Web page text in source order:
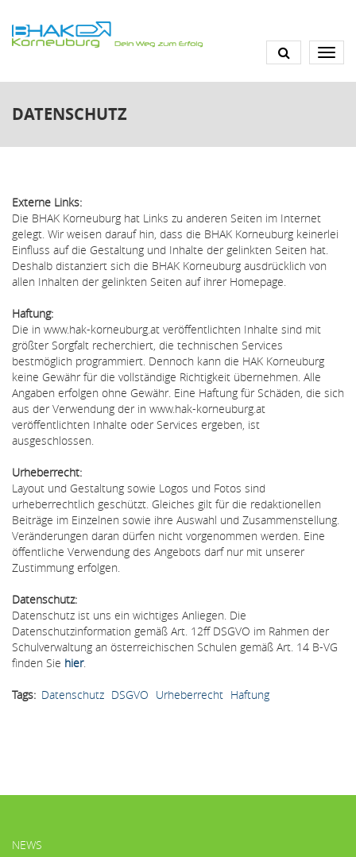
zum
Inhalt
DATENSCHUTZ
Externe Links:
Die BHAK Korneuburg hat Links zu anderen Seiten im Internet
gelegt. Wir weisen darauf hin, dass die BHAK Korneuburg keinerlei
Einfluss auf die Gestaltung und Inhalte der gelinkten Seiten hat.
Deshalb distanziert sich die BHAK Korneuburg ausdrücklich von
allen Inhalten der gelinkten Seiten auf ihrer Homepage.
Haftung:
Die in www.hak-korneuburg.at veröffentlichten Inhalte sind mit
größter Sorgfalt recherchiert, die technischen Services
bestmöglich programmiert. Dennoch kann die HAK Korneuburg
keine Gewähr für die vollständige Richtigkeit übernehmen. Alle
Angaben erfolgen ohne Gewähr. Eine Haftung für Schäden, die sich
aus der Verwendung der in www.hak-korneuburg.at
veröffentlichten Inhalte oder Services ergeben, ist
ausgeschlossen.
Urheberrecht:
Layout und Gestaltung sowie Logos und Fotos sind
urheberrechtlich geschützt. Gleiches gilt für die redaktionellen
Beiträge im Einzelnen sowie ihre Auswahl und Zusammenstellung.
Veränderungen daran dürfen nicht vorgenommen werden. Eine
öffentliche Verwendung des Angebots darf nur mit unserer
Zustimmung erfolgen.
Datenschutz:
Datenschutz ist uns ein wichtiges Anliegen. Die
Datenschutzinformation gemäß Art. 12ff DSGVO im Rahmen der
Schulverwaltung an österreichischen Schulen gemäß Art. 14 B-VG
finden Sie hier.
Tags Datenschutz DSGVO Urheberrecht Haftung
HAUPTMENÜ
NEWS